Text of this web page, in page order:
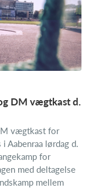
DM vægtkast d.
vægtkast for
Aabenraa lørdag d.
for
med deltagelse
mellem